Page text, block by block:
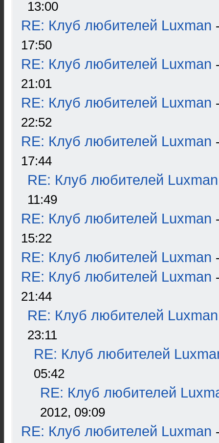
13:00
RE: Клуб любителей Luxman
17:50
RE: Клуб любителей Luxman
21:01
RE: Клуб любителей Luxman
22:52
RE: Клуб любителей Luxman
17:44
RE: Клуб любителей Luxman
11:49
RE: Клуб любителей Luxman
15:22
RE: Клуб любителей Luxman
RE: Клуб любителей Luxman
21:44
RE: Клуб любителей Luxman
23:11
RE: Клуб любителей
05:42
RE: Клуб любителей
2012, 09:09
RE: Клуб любителей Luxman